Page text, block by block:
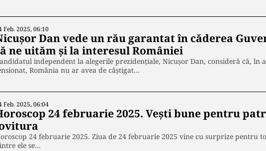
Feb. 2025, 06:10
Dan vede un rău garantat în căderea
ne uităm şi la interesul României
independent la alegerile prezidențiale, Nicuşor Dan, consideră că, în
România nu ar avea de câștigat…
Feb. 2025, 06:04
24 februarie 2025. Vești bune pentru
24 februarie 2025. Ziua de 24 februarie 2025 vine cu surprize pentru
ele se…